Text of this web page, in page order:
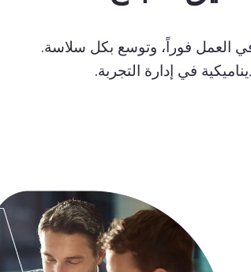
في العمل فوراً، وتوسع بكل سلاسة.
في إدارة التجربة.